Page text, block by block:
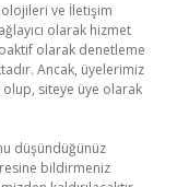
ve İletişim
olarak hizmet
olarak denetleme
Ancak, üyelerimiz
olup, siteye üye olarak
düşündüğünüz
bildirmeniz